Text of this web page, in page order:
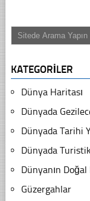
KATEGORILER
Dünya Haritası
Dünyada
Dünyada Tarihi
Dünyada
Dünyanın Doğal
Güzergahlar